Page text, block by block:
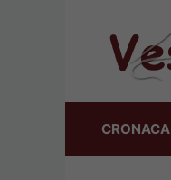
CRONACA